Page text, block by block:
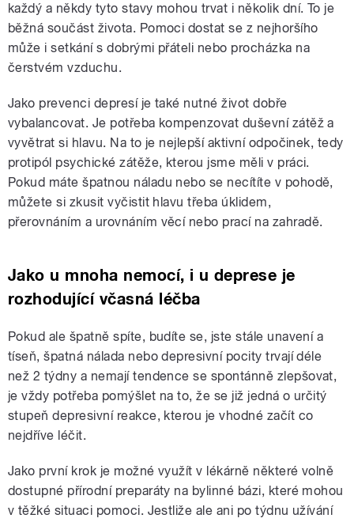
každý a někdy tyto stavy mohou trvat i několik dní. To je
běžná součást života. Pomoci dostat se z nejhoršího
může i setkání s dobrými přáteli nebo procházka na
čerstvém vzduchu.
Jako prevenci depresí je také nutné život dobře
vybalancovat. Je potřeba kompenzovat duševní zátěž a
vyvětrat si hlavu. Na to je nejlepší aktivní odpočinek, tedy
protipól psychické zátěže, kterou jsme měli v práci.
Pokud máte špatnou náladu nebo se necítíte v pohodě,
můžete si zkusit vyčistit hlavu třeba úklidem,
přerovnáním a urovnáním věcí nebo prací na zahradě.
Jako u mnoha nemocí, i u deprese je
rozhodující včasná léčba
Pokud ale špatně spíte, budíte se, jste stále unavení a
tíseň, špatná nálada nebo depresivní pocity trvají déle
než 2 týdny a nemají tendence se spontánně zlepšovat,
je vždy potřeba pomýšlet na to, že se již jedná o určitý
stupeň depresivní reakce, kterou je vhodné začít co
nejdříve léčit.
Jako první krok je možné využít v lékárně některé volně
dostupné přírodní preparáty na bylinné bázi, které mohou
v těžké situaci pomoci. Jestliže ale ani po týdnu užívání